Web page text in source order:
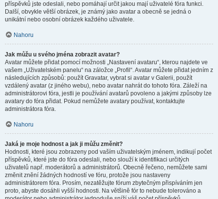
příspěvků jste odeslali, nebo pomáhají určit jakou mají uživatelé fóra funkci.
Další, obvykle větší obrázek, je známý jako avatar a obecně se jedná o
unikátní nebo osobní obrázek každého uživatele.
Nahoru
Jak můžu u svého jména zobrazit avatar?
Avatar můžete přidat pomocí možnosti „Nastavení avataru“, kterou najdete ve
vašem „Uživatelském panelu“ na záložce „Profil“. Avatar můžete přidat jedním z
následujících způsobů: použít Gravatar, vybrat si avatar v Galerii, použít
vzdálený avatar (z jiného webu), nebo avatar nahrát do tohoto fóra. Záleží na
administrátorovi fóra, jestli je používání avatarů povoleno a jakými způsoby lze
avatary do fóra přidat. Pokud nemůžete avatary používat, kontaktujte
administrátora fóra.
Nahoru
Jaká je moje hodnost a jak ji můžu změnit?
Hodnosti, které jsou zobrazeny pod vaším uživatelským jménem, indikují počet
příspěvků, které jste do fóra odeslali, nebo slouží k identifikaci určitých
uživatelů např. moderátorů a administrátorů. Obecně řečeno, nemůžete sami
změnit znění žádných hodností ve fóru, protože jsou nastaveny
administrátorem fóra. Prosím, nezatěžujte fórum zbytečným přispíváním jen
proto, abyste dosáhli vyšší hodnosti. Na většině fór to nebude tolerováno a